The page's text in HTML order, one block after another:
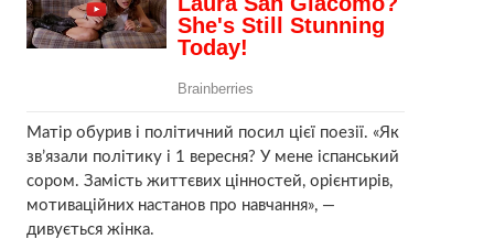
Матір обурив і політичний посил цієї поезії. «Як
зв’язали політику і 1 вересня? У мене іспанський
сором. Замість життєвих цінностей, орієнтирів,
мотиваційних настанов про навчання», —
дивується жінка.